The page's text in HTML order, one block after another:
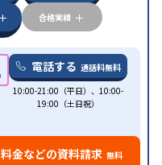
合格実績
電話する 通話料無料
10:00-21:00（平日）、10:00-
19:00（土日祝）
料金などの資料請求 無料